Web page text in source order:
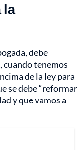
la
debe
cuando tenemos
de la ley para
se debe “reformar
y que vamos a